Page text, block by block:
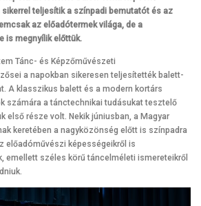
teljesítik a színpadi bemutatót és az
az előadótermek világa, de a
is megnyílik előttük.
Tánc- és Képzőművészeti
a napokban sikeresen teljesítették balett-
A klasszikus balett és a modern kortárs
számára a tánctechnikai tudásukat tesztelő
első része volt. Nekik júniusban, a Magyar
keretében a nagyközönség előtt is színpadra
előadóművészi képességeikről is
emellett széles körű táncelméleti ismereteikről